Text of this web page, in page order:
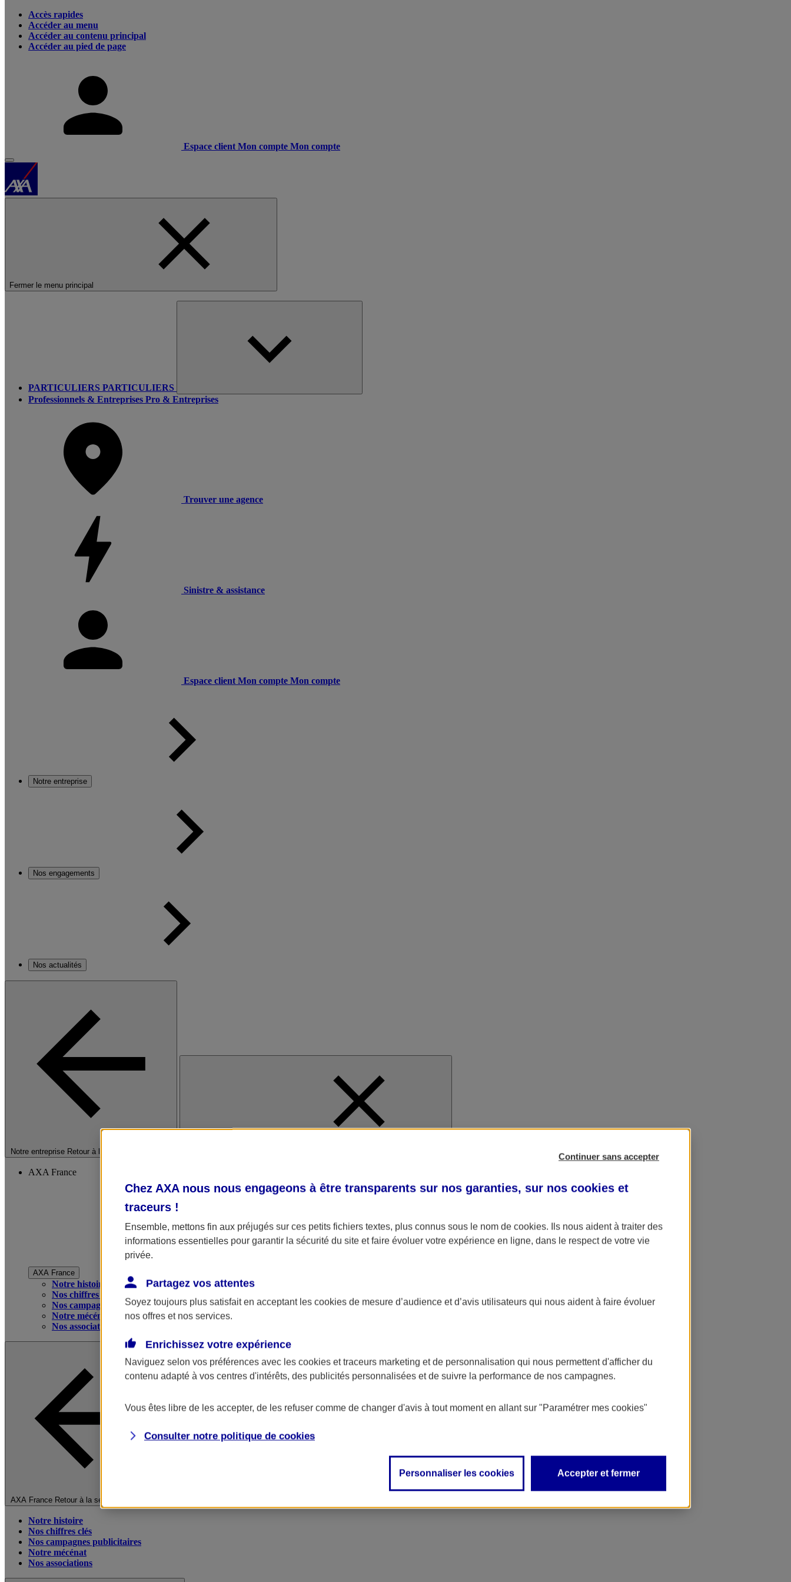
Accès rapides
Accéder au menu
Accéder au contenu principal
Accéder au pied de page
Espace client Mon compte Mon compte
Fermer le menu principal
PARTICULIERS PARTICULIERS
Professionnels & Entreprises Pro & Entreprises
Trouver une agence
Sinistre & assistance
Espace client Mon compte Mon compte
Notre entreprise
Nos engagements
Nos actualités
Notre entreprise Retour à la section précédente
AXA France
AXA France
Notre histoire
Nos chiffres clés
Nos campagnes publicitaires
Notre mécénat
Nos associations
AXA France Retour à la section précédente
Notre histoire
Nos chiffres clés
Nos campagnes publicitaires
Notre mécénat
Nos associations
Continuer sans accepter
Chez AXA nous nous engageons à être transparents sur nos garanties, sur nos cookies et
traceurs !
Ensemble, mettons fin aux préjugés sur ces petits fichiers textes, plus connus sous le nom de cookies. Ils nous aident à traiter des
informations essentielles pour garantir la sécurité du site et faire évoluer votre expérience en ligne, dans le respect de votre vie
privée.
Partagez vos attentes
Soyez toujours plus satisfait en acceptant les cookies de mesure d’audience et d’avis utilisateurs qui nous aident à faire évoluer
nos offres et nos services.
Enrichissez votre expérience
Naviguez selon vos préférences avec les cookies et traceurs marketing et de personnalisation qui nous permettent d'afficher du
contenu adapté à vos centres d'intérêts, des publicités personnalisées et de suivre la performance de nos campagnes.
Vous êtes libre de les accepter, de les refuser comme de changer d'avis à tout moment en allant sur "Paramétrer mes cookies"
Consulter notre politique de cookies
Personnaliser les cookies Accepter et fermer